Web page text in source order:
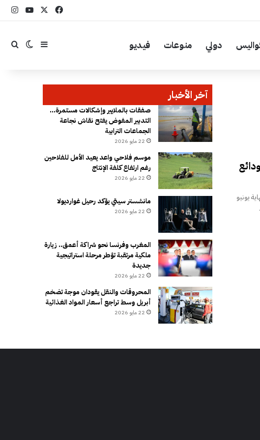
فيسبوك
دولي منوعات فيديو إضافة عمود
الوضع
مع نهاية يونيو
آخر الأخبار
صفقات بالملايير وإشكالات مستمرة…
التدبير المفوض يفتح نقاش نجاعة
الجماعات الترابية
22 مايو 2026
موسم فلاحي واعد يعيد الأمل للفلاحين
رغم ارتفاع كلفة الإنتاج
22 مايو 2026
مانشستر سيتي يؤكد رحيل غوارديولا
22 مايو 2026
المغرب وفرنسا نحو شراكة أعمق.. زيارة
ملكية مرتقبة تؤطر مرحلة استراتيجية
جديدة
22 مايو 2026
المحروقات والنقل يقودان موجة تضخم
أبريل وسط تراجع أسعار المواد الغذائية
22 مايو 2026